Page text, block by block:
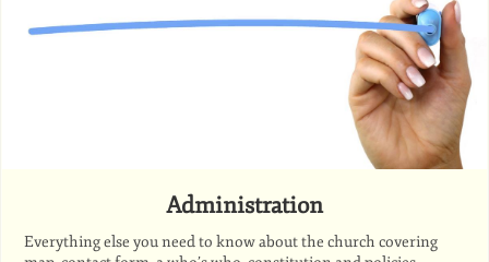
Administration
Everything else you need to know about the church covering